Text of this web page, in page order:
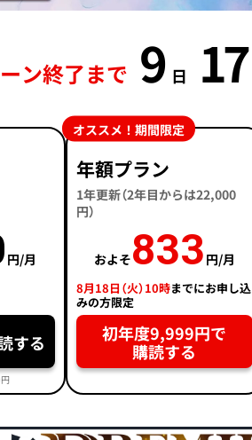
ン終了まで 9 日 17
円/月
する
年額プラン
1年更新（2年目からは22,000
円）
およそ833 円/月
8月18日（火）10時までにお申し込
みの方限定
初年度9,999円で
購読する
オススメ！期間限定